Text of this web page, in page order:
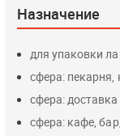
Назначение
для упаковки
сфера: пекарня,
сфера:
сфера: кафе,